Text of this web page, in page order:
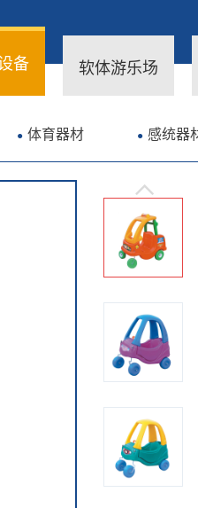
备 软体游乐场
体育器材 感统器